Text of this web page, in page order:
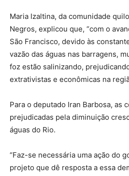
Maria Izaltina, da comunidade
Negros, explicou que, “com o
São Francisco, devido às
vazão das águas nas barragens,
foz estão salinizando,
extrativistas e econômicas na
Para o deputado Iran Barbosa, as
prejudicadas pela diminuição
águas do Rio.
“Faz-se necessária uma ação do
projeto que dê resposta a essa